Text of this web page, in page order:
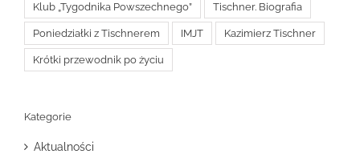
Klub „Tygodnika Powszechnego” Tischner. Biografia
Poniedziałki z Tischnerem IMJT Kazimierz Tischner
Krótki przewodnik po życiu
Kategorie
Aktualności